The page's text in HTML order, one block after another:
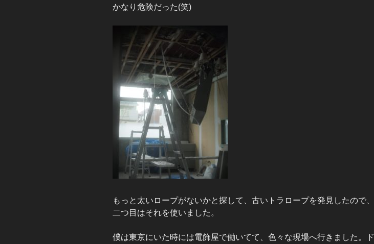
かなり危険だった(笑)
もっと太いロープがないかと探して、古いトラロープを発見したので、
二つ目はそれを使いました。
僕は東京にいた時には電飾屋で働いてて、色々な現場へ行きました。ド